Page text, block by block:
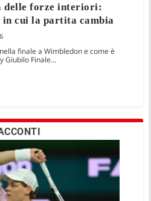
delle forze interiori:
cui la partita cambia
finale a Wimbledon e come è
Giubilo Finale...